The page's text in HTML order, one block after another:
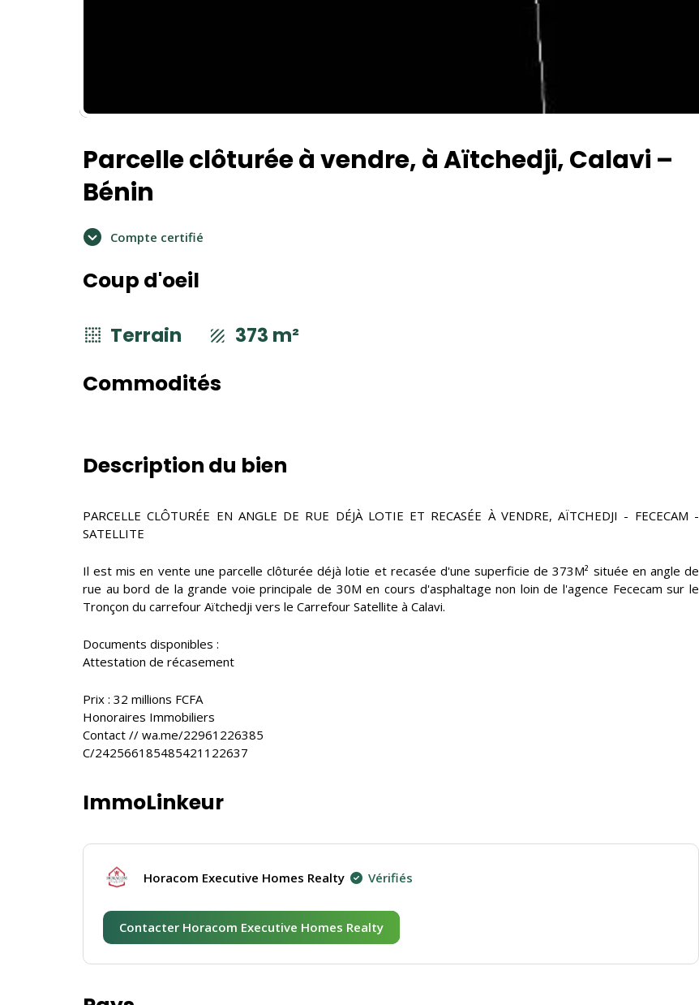
Parcelle clôturée à vendre, à Aïtchedji, Calavi –
Bénin
Compte certifié
Coup d'oeil
Terrain 373 m²
Commodités
Description du bien
PARCELLE CLÔTURÉE EN ANGLE DE RUE DÉJÀ LOTIE ET RECASÉE À VENDRE, AÏTCHEDJI - FECECAM -
SATELLITE
Il est mis en vente une parcelle clôturée déjà lotie et recasée d'une superficie de 373M² située en angle de
rue au bord de la grande voie principale de 30M en cours d'asphaltage non loin de l'agence Fececam sur le
Tronçon du carrefour Aïtchedji vers le Carrefour Satellite à Calavi.
Documents disponibles :
Attestation de récasement
Prix : 32 millions FCFA
Honoraires Immobiliers
Contact // wa.me/22961226385
C/242566185485421122637
ImmoLinkeur
Horacom Executive Homes Realty Vérifiés
Contacter Horacom Executive Homes Realty